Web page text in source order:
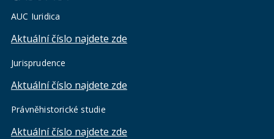
AUC Iuridica
Aktuální číslo najdete zde
Jurisprudence
Aktuální číslo najdete zde
Právněhistorické studie
Aktuální číslo najdete zde